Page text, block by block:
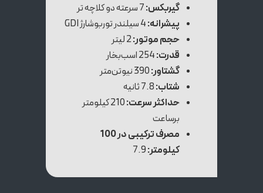
گیربکس:
پیشرانه:4 سیلندر توربوشارژ GDI
حجم موتور:
قدرت:
گشتاور:
شتاب:
حداکثر سرعت:
210 کیلومتر
برساعت
مصرف ترکیبی در 100
کیلومتر: